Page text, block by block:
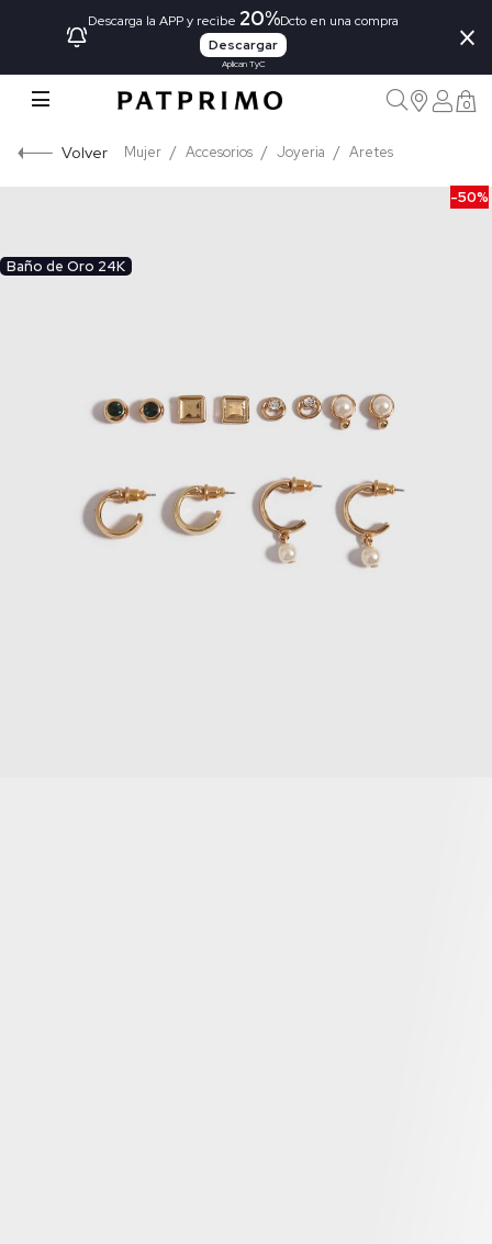
Descarga la APP y recibe 20%Dcto en una compra
Descargar
Aplican TyC
×
0
Volver Mujer Accesorios Joyeria Aretes
-50%
Baño de Oro 24K